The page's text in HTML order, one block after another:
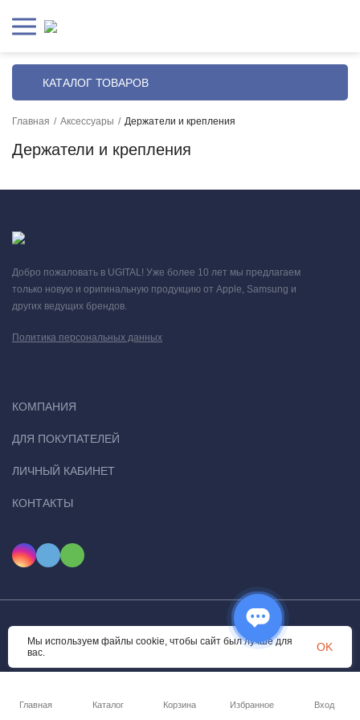
КАТАЛОГ ТОВАРОВ
Главная / Аксессуары / Держатели и крепления
Держатели и крепления
Добро пожаловать в UGITAL! Уже более 10 лет мы предлагаем
только новую и оригинальную продукцию от Apple, Samsung и
других ведущих брендов.
Политика персональных данных
КОМПАНИЯ
ДЛЯ ПОКУПАТЕЛЕЙ
ЛИЧНЫЙ КАБИНЕТ
КОНТАКТЫ
© 2026 Ugital. Все права защищены
Главная Каталог Корзина Избранное Вход
Мы используем файлы cookie, чтобы сайт был лучше для
вас.
OK